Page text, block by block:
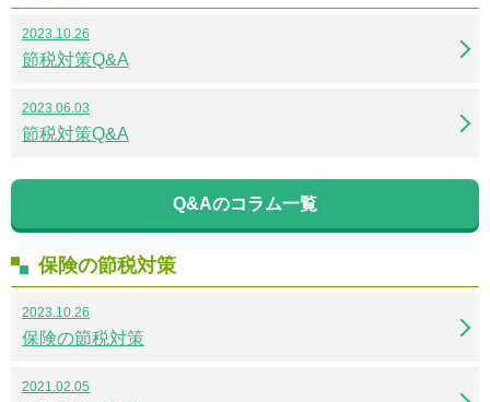
2023.10.26
節税対策Q&A
2023.06.03
節税対策Q&A
Q&Aのコラム一覧
保険の節税対策
2023.10.26
保険の節税対策
2021.02.05